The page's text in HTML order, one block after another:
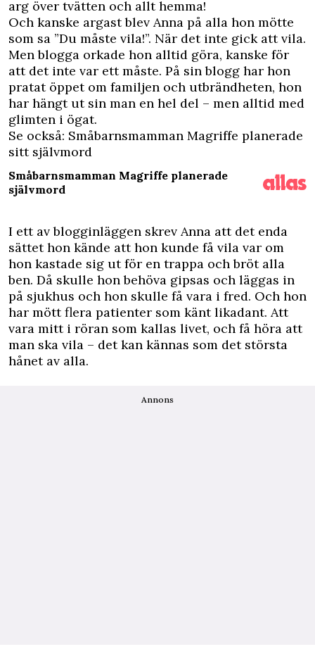
arg över tvätten och allt hemma!
Och kanske argast blev Anna på alla hon mötte
som sa ”Du måste vila!”. När det inte gick att vila.
Men blogga orkade hon alltid göra, kanske för
att det inte var ett måste. På sin blogg har hon
pratat öppet om familjen och utbrändheten, hon
har hängt ut sin man en hel del – men alltid med
glimten i ögat.
Se också: Småbarnsmamman Magriffe planerade
sitt självmord
Småbarnsmamman Magriffe planerade
självmord
I ett av blogginläggen skrev Anna att det enda
sättet hon kände att hon kunde få vila var om
hon kastade sig ut för en trappa och bröt alla
ben. Då skulle hon behöva gipsas och läggas in
på sjukhus och hon skulle få vara i fred. Och hon
har mött flera patienter som känt likadant. Att
vara mitt i röran som kallas livet, och få höra att
man ska vila – det kan kännas som det största
hånet av alla.
Annons